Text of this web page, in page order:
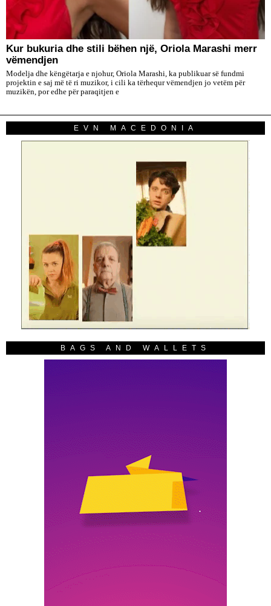
Kur bukuria dhe stili bëhen një, Oriola Marashi merr
vëmendjen
Modelja dhe këngëtarja e njohur, Oriola Marashi, ka publikuar së fundmi
projektin e saj më të ri muzikor, i cili ka tërhequr vëmendjen jo vetëm për
muzikën, por edhe për paraqitjen e
EVN MACEDONIA
BAGS AND WALLETS